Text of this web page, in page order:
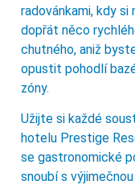
radovánkami, kdy si
dopřát něco
chutného, aniž
opustit pohodlí
zóny.
Užijte si každé
hotelu Prestige
se gastronomické
snoubí s výjimečnou